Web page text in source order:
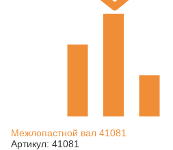
Межлопастной вал 41081
Артикул: 41081